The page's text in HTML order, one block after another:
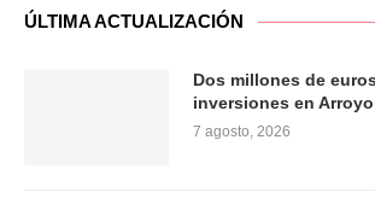
ÚLTIMA ACTUALIZACIÓN
Dos millones de
inversiones en Arroyo
7 agosto, 2026